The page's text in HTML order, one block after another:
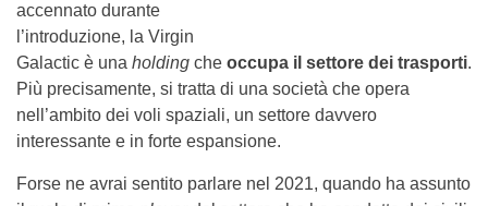
accennato durante
l’introduzione, la Virgin
Galactic è una holding che occupa il settore dei trasporti.
Più precisamente, si tratta di una società che opera
nell’ambito dei voli spaziali, un settore davvero
interessante e in forte espansione.
Forse ne avrai sentito parlare nel 2021, quando ha assunto